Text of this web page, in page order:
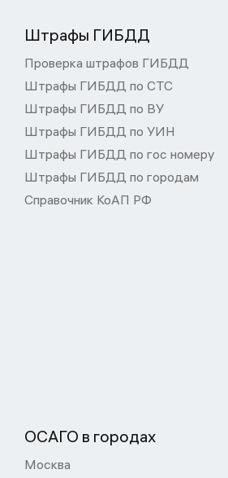
Штрафы ГИБДД
Проверка штрафов ГИБДД
Штрафы ГИБДД по СТС
Штрафы ГИБДД по ВУ
Штрафы ГИБДД по УИН
Штрафы ГИБДД по гос номеру
Штрафы ГИБДД по городам
Справочник КоАП РФ
ОСАГО в городах
Москва